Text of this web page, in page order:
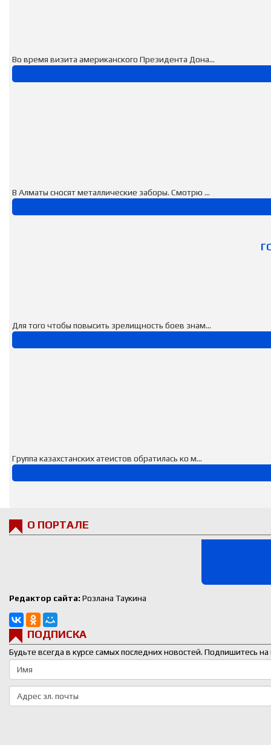
Во время визита американского Президента Дона...
В Алматы сносят металлические заборы. Смотрю ...
Для того чтобы повысить зрелищность боев знам...
Группа казахстанских атеистов обратилась ко м...
О ПОРТАЛЕ
Редактор сайта: Розлана Таукина
ПОДПИСКА
Будьте всегда в курсе самых последних новостей. Подпишитесь на